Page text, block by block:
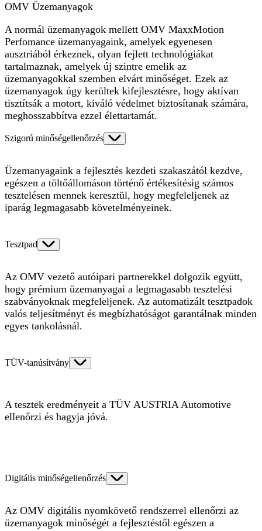
OMV Üzemanyagok
A normál üzemanyagok mellett OMV MaxxMotion
Perfomance üzemanyagaink, amelyek egyenesen
ausztriából érkeznek, olyan fejlett technológiákat
tartalmaznak, amelyek új szintre emelik az
üzemanyagokkal szemben elvárt minőséget. Ezek az
üzemanyagok úgy kerültek kifejlesztésre, hogy aktívan
tisztítsák a motort, kiváló védelmet biztosítanak számára,
meghosszabbítva ezzel élettartamát.
Szigorú minőségellenőrzés
Üzemanyagaink a fejlesztés kezdeti szakaszától kezdve,
egészen a töltőállomáson történő értékesítésig számos
tesztelésen mennek keresztül, hogy megfeleljenek az
iparág legmagasabb követelményeinek.
Tesztpad
Az OMV vezető autóipari partnerekkel dolgozik együtt,
hogy prémium üzemanyagai a legmagasabb tesztelési
szabványoknak megfeleljenek. Az automatizált tesztpadok
valós teljesítményt és megbízhatóságot garantálnak minden
egyes tankolásnál.
TÜV-tanúsítvány
A tesztek eredményeit a TÜV AUSTRIA Automotive
ellenőrzi és hagyja jóvá.
Digitális minőségellenőrzés
Az OMV digitális nyomkövető rendszerrel ellenőrzi az
üzemanyagok minőségét a fejlesztéstől egészen a